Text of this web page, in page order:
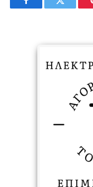
FacebookTwitter